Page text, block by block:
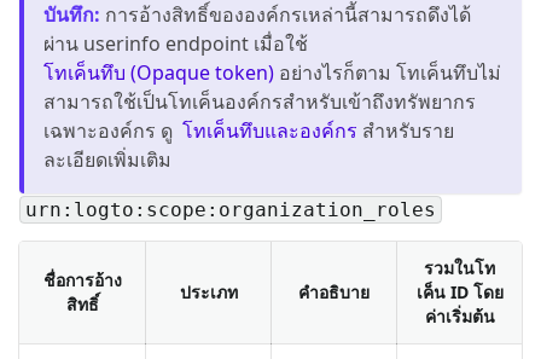
บันทึก: การอ้างสิทธิ์ขององค์กรเหล่านี้สามารถดึงได้
ผ่าน userinfo endpoint เมื่อใช้
โทเค็นทึบ (Opaque token) อย่างไรก็ตาม โทเค็นทึบไม่
สามารถใช้เป็นโทเค็นองค์กรสำหรับเข้าถึงทรัพยากร
เฉพาะองค์กร ดู โทเค็นทึบและองค์กร สำหรับราย
ละเอียดเพิ่มเติม
urn:logto:scope:organization_roles
ชื่อการอ้าง
สิทธิ์
ประเภท คำอธิบาย
รวมในโท
เค็น ID โดย
ค่าเริ่มต้น